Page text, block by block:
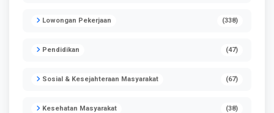
Lowongan Pekerjaan (338)
Pendidikan (47)
Sosial & Kesejahteraan Masyarakat (67)
Kesehatan Masyarakat (38)